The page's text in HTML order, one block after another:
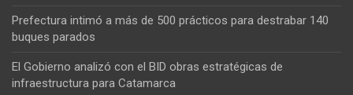
Prefectura intimó a más de 500 prácticos para destrabar 140
buques parados
El Gobierno analizó con el BID obras estratégicas de
infraestructura para Catamarca